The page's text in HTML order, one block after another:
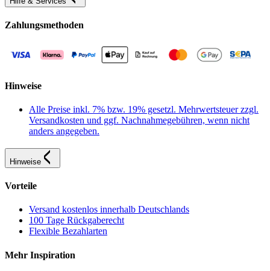
Zahlungsmethoden
Hinweise
Alle Preise inkl. 7% bzw. 19% gesetzl. Mehrwertsteuer zzgl.
Versandkosten und ggf. Nachnahmegebühren, wenn nicht
anders angegeben.
Hinweise
Vorteile
Versand kostenlos innerhalb Deutschlands
100 Tage Rückgaberecht
Flexible Bezahlarten
Mehr Inspiration